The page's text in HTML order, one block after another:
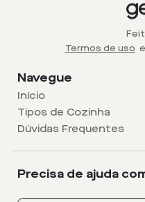
Termos de uso e
Navegue
Início
Tipos de Cozinha
Dúvidas Frequentes
Precisa de ajuda